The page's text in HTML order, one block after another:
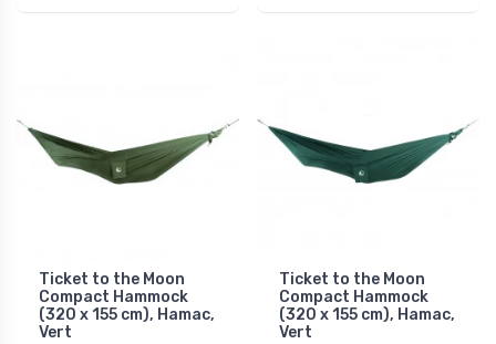
Ticket to the Moon
Compact Hammock
(320 x 155 cm), Hamac,
Vert
Ticket to the Moon
Compact Hammock
(320 x 155 cm), Hamac,
Vert